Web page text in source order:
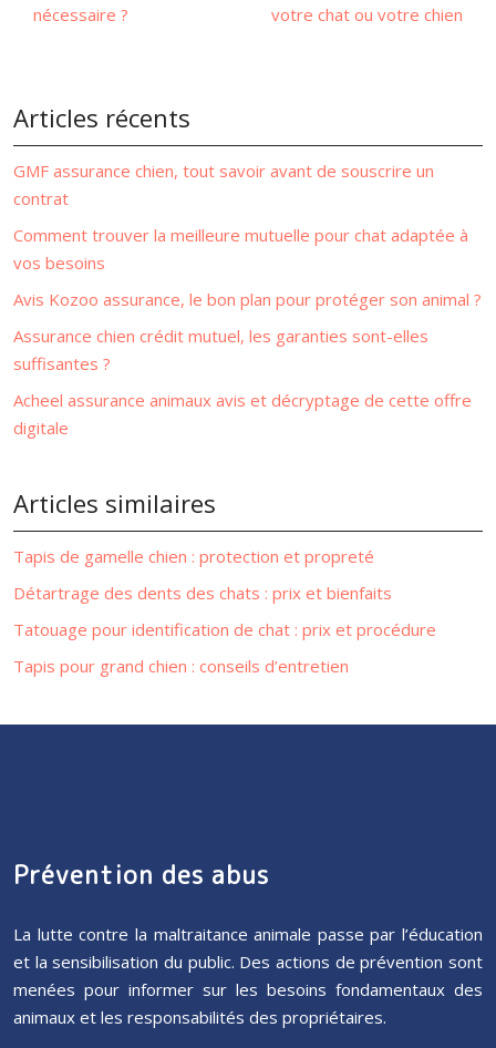
nécessaire ?
votre chat ou votre chien
Articles récents
GMF assurance chien, tout savoir avant de souscrire un
contrat
Comment trouver la meilleure mutuelle pour chat adaptée à
vos besoins
Avis Kozoo assurance, le bon plan pour protéger son animal ?
Assurance chien crédit mutuel, les garanties sont-elles
suffisantes ?
Acheel assurance animaux avis et décryptage de cette offre
digitale
Articles similaires
Tapis de gamelle chien : protection et propreté
Détartrage des dents des chats : prix et bienfaits
Tatouage pour identification de chat : prix et procédure
Tapis pour grand chien : conseils d’entretien
Prévention des abus
La lutte contre la maltraitance animale passe par l’éducation
et la sensibilisation du public. Des actions de prévention sont
menées pour informer sur les besoins fondamentaux des
animaux et les responsabilités des propriétaires.